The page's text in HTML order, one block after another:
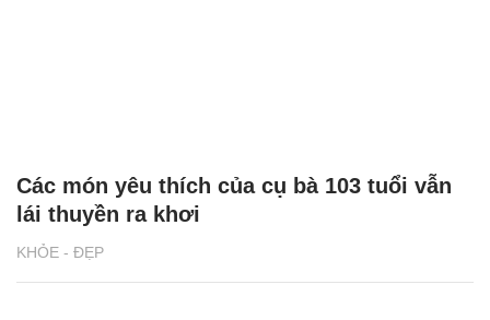
KHỎE - ĐẸP
Các món yêu thích của cụ bà 103 tuổi vẫn
lái thuyền ra khơi